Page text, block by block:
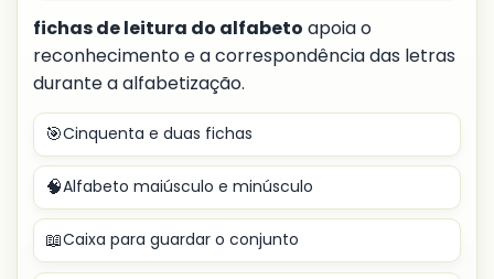
fichas de leitura do alfabeto apoia o
reconhecimento e a correspondência das letras
durante a alfabetização.
🎯Cinquenta e duas fichas
🧠Alfabeto maiúsculo e minúsculo
📖Caixa para guardar o conjunto